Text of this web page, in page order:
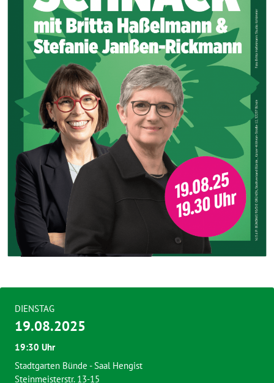
DIENSTAG
19.08.2025
19:30 Uhr
Stadtgarten Bünde - Saal Hengist
Steinmeisterstr. 13-15